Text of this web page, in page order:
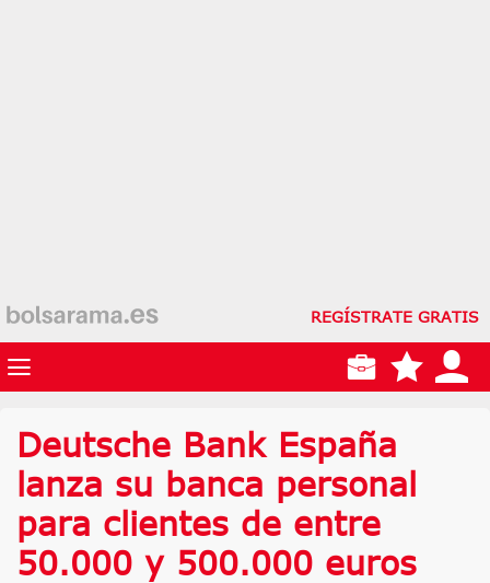
REGÍSTRATE GRATIS
Deutsche Bank España
lanza su banca personal
para clientes de entre
50.000 y 500.000 euros